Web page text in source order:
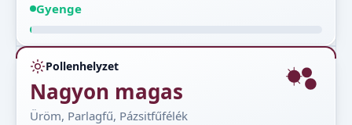
Gyenge
Pollenhelyzet
Nagyon magas
Üröm, Parlagfű, Pázsitfűfélék